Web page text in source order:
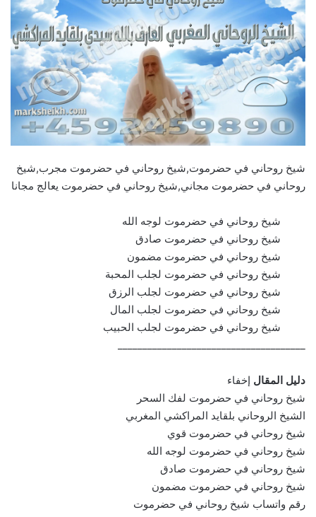
شيخ روحاني في حضرموت,شيخ روحاني في حضرموت مجرب,شيخ
روحاني في حضرموت مجاني,شيخ روحاني في حضرموت يعالج مجانا
شيخ روحاني في حضرموت لوجه الله
شيخ روحاني في حضرموت صادق
شيخ روحاني في حضرموت مضمون
شيخ روحاني في حضرموت لجلب المحبة
شيخ روحاني في حضرموت لجلب الرزق
شيخ روحاني في حضرموت لجلب المال
شيخ روحاني في حضرموت لجلب الحبيب
دليل المقال إخفاء
شيخ روحاني في حضرموت لفك السحر
الشيخ الروحاني بلقايد المراكشي المغربي
شيخ روحاني في حضرموت قوي
شيخ روحاني في حضرموت لوجه الله
شيخ روحاني في حضرموت صادق
شيخ روحاني في حضرموت مضمون
رقم واتساب شيخ روحاني في حضرموت